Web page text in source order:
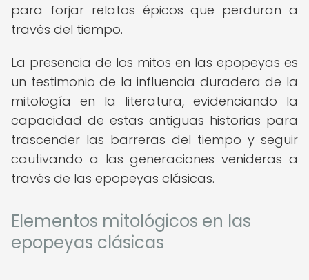
para forjar relatos épicos que perduran a
través del tiempo.
La presencia de los mitos en las epopeyas es
un testimonio de la influencia duradera de la
mitología en la literatura, evidenciando la
capacidad de estas antiguas historias para
trascender las barreras del tiempo y seguir
cautivando a las generaciones venideras a
través de las epopeyas clásicas.
Elementos mitológicos en las
epopeyas clásicas